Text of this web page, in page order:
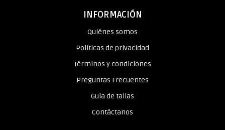
INFORMACIÓN
Quiénes somos
Políticas de privacidad
Términos y condiciones
Preguntas Frecuentes
Guía de tallas
Contáctanos